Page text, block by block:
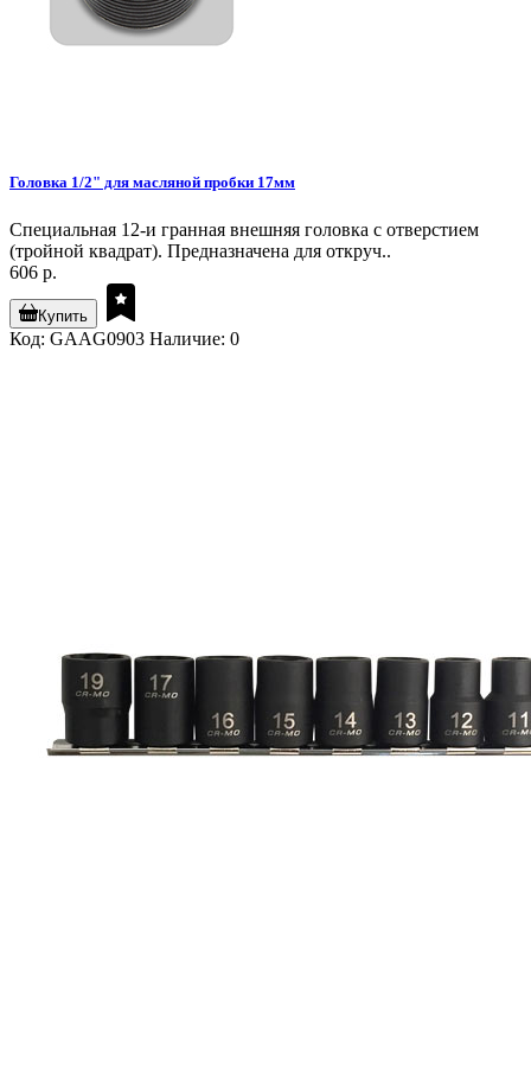
Головка 1/2" для масляной пробки 17мм
Специальная 12-и гранная внешняя головка с отверстием
(тройной квадрат). Предназначена для откруч..
606 р.
Купить
Код: GAAG0903 Наличие: 0